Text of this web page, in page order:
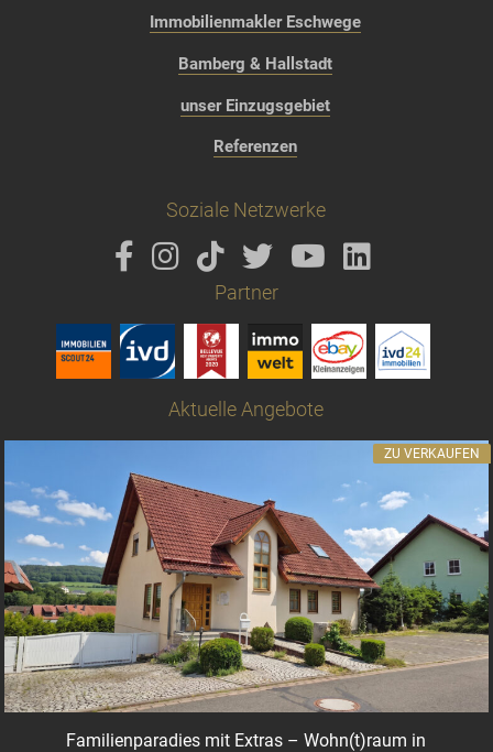
Immobilienmakler Eschwege
Bamberg & Hallstadt
unser Einzugsgebiet
Referenzen
Soziale Netzwerke
Partner
Aktuelle Angebote
Familienparadies mit Extras – Wohn(t)raum in
ZU VERKAUFEN